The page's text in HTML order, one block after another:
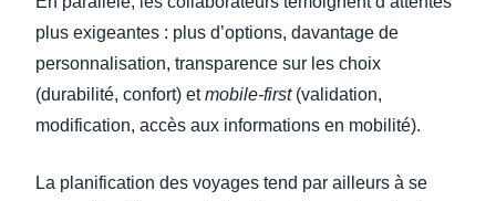
plus exigeantes : plus d’options, davantage de
personnalisation, transparence sur les choix
(durabilité, confort) etmobile-first(validation,
modification, accès aux informations en mobilité).
La planification des voyages tend par ailleurs à se